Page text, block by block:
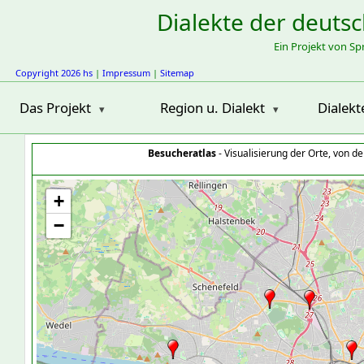
Dialekte der
Ein Projekt von
Copyright 2026 hs | Impressum | Sitemap
Das Projekt Region u. Dialekt
Besucheratlas- Visualisierung der Orte, von
+
−